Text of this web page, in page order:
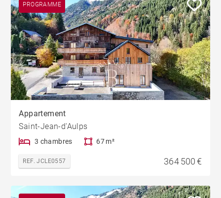
PROGRAMME
Appartement
Saint-Jean-d'Aulps
3 chambres 67 m²
REF. JCLE0557 364 500 €